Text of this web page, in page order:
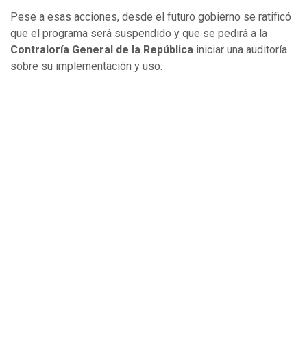
Pese a esas acciones, desde el futuro gobierno se ratificó
que el programa será suspendido y que se pedirá a la
Contraloría General de la República iniciar una auditoría
sobre su implementación y uso.